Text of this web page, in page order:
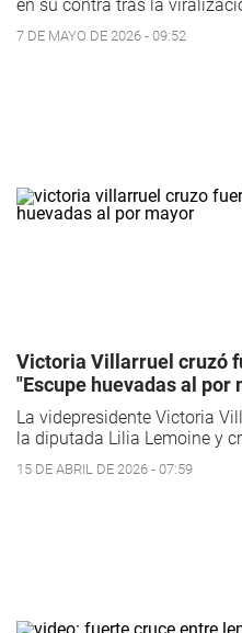
en su contra tras la
7 DE MAYO DE 2026 - 09:52
Victoria Villarruel cruzó
"Escupe huevadas al por
La videpresidente Victoria
la diputada Lilia Lemoine y
15 DE ABRIL DE 2026 - 07:59